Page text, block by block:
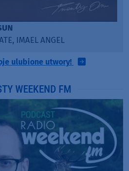
ANGEL
ulubione utwory!
WEEKEND FM